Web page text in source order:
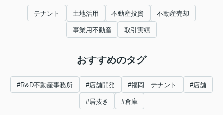
テナント 土地活用 不動産投資 不動産売却
事業用不動産 取引実績
おすすめのタグ
#R&D不動産事務所 #店舗開発 #福岡 テナント #店舗
#居抜き #倉庫